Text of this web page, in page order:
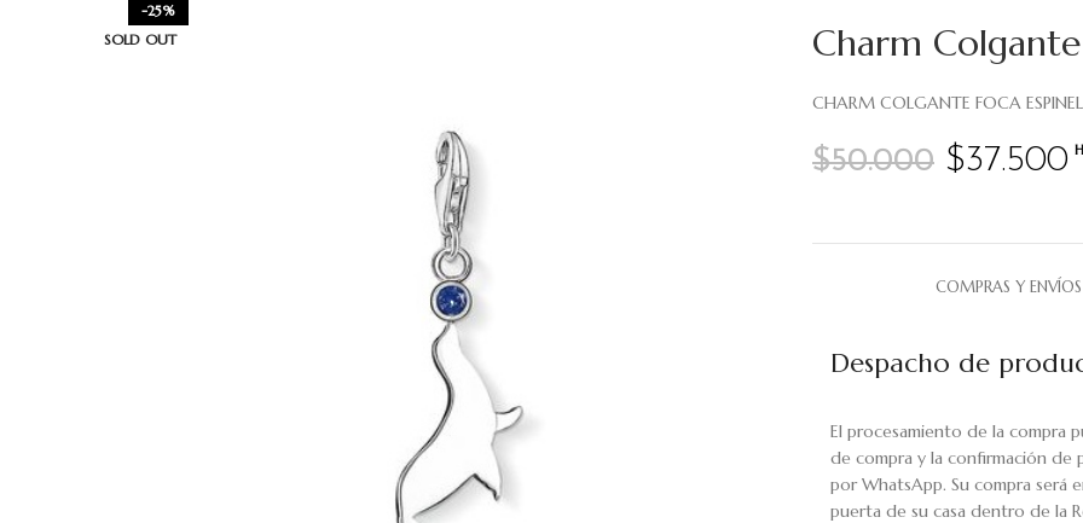
-25%
SOLD OUT
Charm Colgante
$50.000 $37.500
CHARM COLGANTE FOCA
COMPRAS Y ENVÍOS
Despacho de
El procesamiento de la compra
de compra y la confirmación de
por WhatsApp. Su compra será
puerta de su casa dentro de la